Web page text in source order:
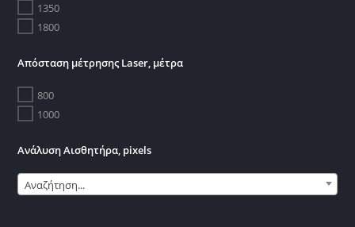
1350
1800
Απόσταση μέτρησης Laser, μέτρα
800
1000
Ανάλυση Αισθητήρα, pixels
Αναζήτηση...